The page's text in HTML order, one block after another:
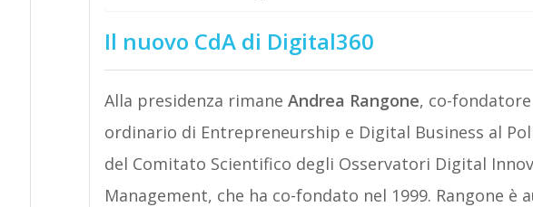
Il nuovo CdA di Digital360
Alla presidenza rimane Andrea Rangone, co-
ordinario di Entrepreneurship e Digital Business al
del Comitato Scientifico degli Osservatori Digital
Management, che ha co-fondato nel 1999. Rangone è